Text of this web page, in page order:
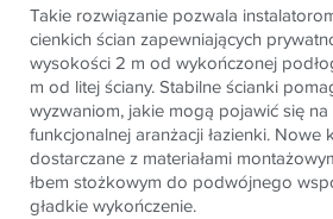
Takie rozwiązanie pozwala
cienkich ścian zapewniających
wysokości 2 m od wykończonej
m od litej ściany. Stabilne ścianki
wyzwaniom, jakie mogą pojawić się
funkcjonalnej aranżacji łazienki. Nowe
dostarczane z materiałami
łbem stożkowym do podwójnego
gładkie wykończenie.